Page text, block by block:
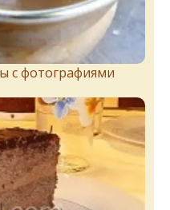
с фотографиями